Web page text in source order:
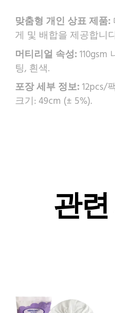
맞춤형 개인 상표 제품:
게 및 배합을 제공합니
머티리얼 속성:110gsm
팅, 흰색.
포장 세부 정보:12pcs/
크기: 49cm (± 5%).
관